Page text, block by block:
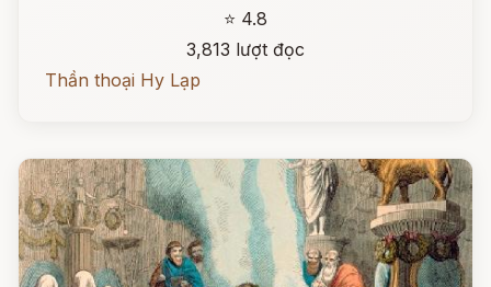
⭐ 4.8
3,813 lượt đọc
Thần thoại Hy Lạp